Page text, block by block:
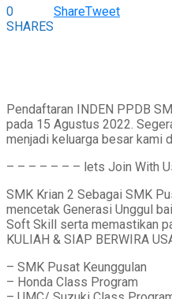
0
SHARES
ShareTweet
Pendaftaran INDEN PPDB
pada 15 Agustus 2022.
menjadi keluarga besar kami
– – – – – – – lets Join With
SMK Krian 2 Sebagai SMK
mencetak Generasi Unggul
Soft Skill serta memastikan
KULIAH & SIAP BERWIRA
– SMK Pusat Keunggulan
– Honda Class Program